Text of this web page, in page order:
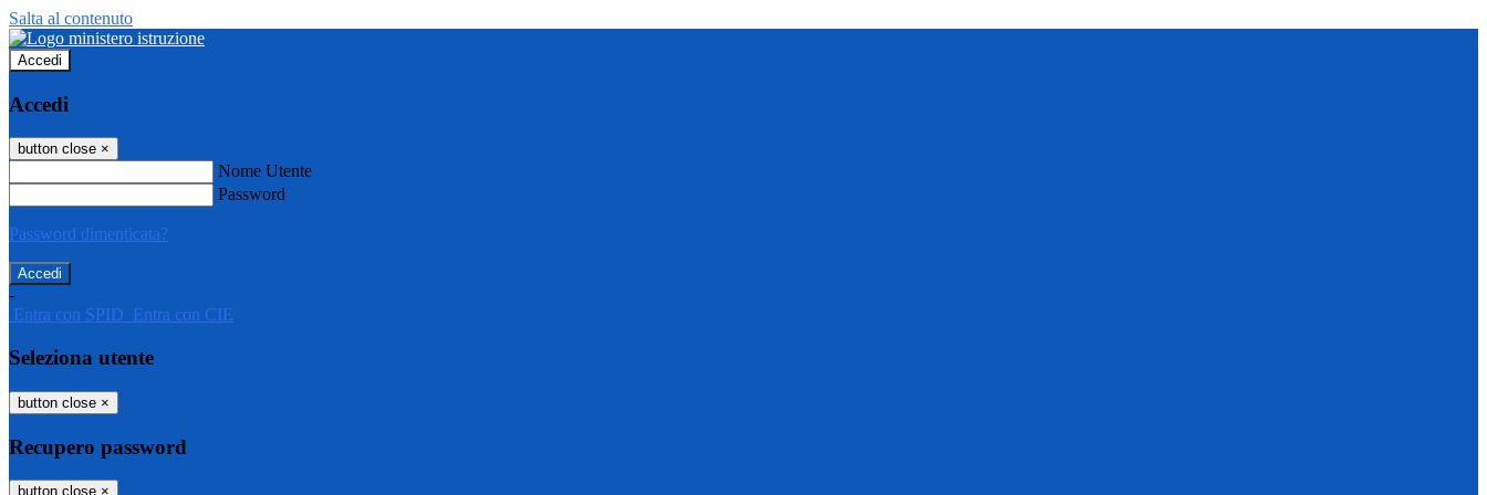
Salta al contenuto
Accedi
Accedi
button close ×
Nome Utente
Password
Password dimenticata?
-
Entra con SPID Entra con CIE
Seleziona utente
button close ×
Recupero password
button close ×